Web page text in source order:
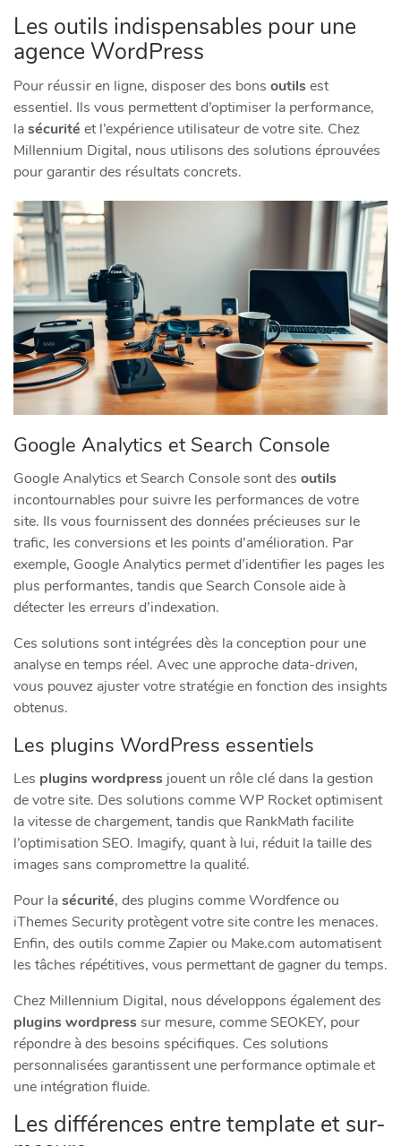
Les outils indispensables pour une
agence WordPress
Pour réussir en ligne, disposer des bons outilsest
essentiel. Ils vous permettent d’optimiser la performance,
lasécurité et l’expérience utilisateur de votre site. Chez
Millennium Digital, nous utilisons des solutions éprouvées
pour garantir des résultats concrets.
Google Analytics et Search Console
Google Analytics et Search Console sont des outils
incontournables pour suivre les performances de votre
site. Ils vous fournissent des données précieuses sur le
trafic, les conversions et les points d’amélioration. Par
exemple, Google Analytics permet d’identifier les pages les
plus performantes, tandis que Search Console aide à
détecter les erreurs d’indexation.
Ces solutions sont intégrées dès la conception pour une
analyse en temps réel. Avec une approchedata-driven,
vous pouvez ajuster votre stratégie en fonction des insights
obtenus.
Les plugins WordPress essentiels
Les plugins wordpressjouent un rôle clé dans la gestion
de votre site. Des solutions comme WP Rocket optimisent
la vitesse de chargement, tandis que RankMath facilite
l’optimisation SEO. Imagify, quant à lui, réduit la taille des
images sans compromettre la qualité.
Pour lasécurité, des plugins comme Wordfence ou
iThemes Security protègent votre site contre les menaces.
Enfin, des outils comme Zapier ou Make.com automatisent
les tâches répétitives, vous permettant de gagner du temps.
Chez Millennium Digital, nous développons également des
plugins wordpresssur mesure, comme SEOKEY, pour
répondre à des besoins spécifiques. Ces solutions
personnalisées garantissent une performance optimale et
une intégration fluide.
Les différences entre template et sur-